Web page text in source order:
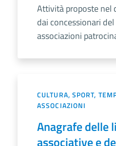
Attività proposte nel
dai concessionari
associazioni
CULTURA, SPORT,
ASSOCIAZIONI
Anagrafe delle
associative e